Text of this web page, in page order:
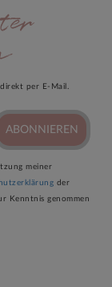
per E-Mail.
ABONNIEREN
meiner
der
Kenntnis genommen